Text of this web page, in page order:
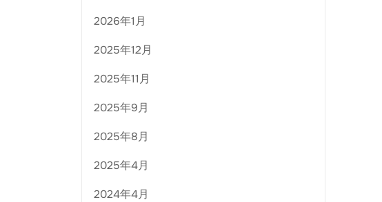
2026年1月
2025年12月
2025年11月
2025年9月
2025年8月
2025年4月
2024年4月